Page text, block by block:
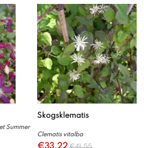
Summer
Skogsklematis
Clematis vitalba
€33.22